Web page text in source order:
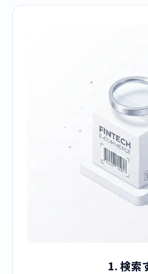
1. 検索